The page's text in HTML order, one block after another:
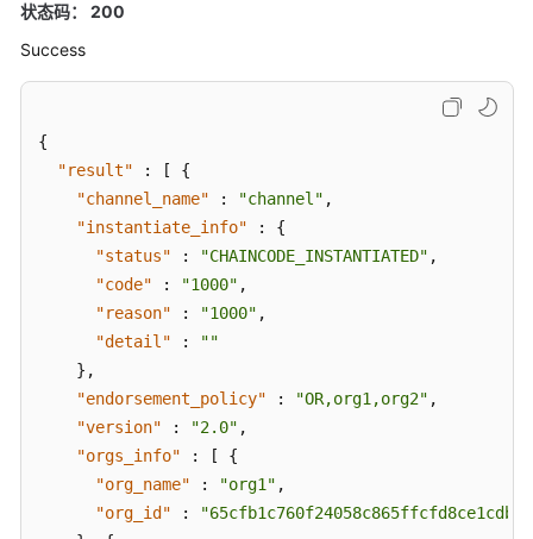
获
取
Token
安
装
码
实
例
化
状态码： 200
Success
{
"result"
: [
{
"channel_name"
: "channel" ,
"instantiate_info"
:
{
"status"
: "CHAINCODE_INSTANTIATED" ,
"code"
: "1000" ,
"reason"
: "1000" ,
"detail"
:
""
} ,
"endorsement_policy"
: "OR,org1,org2" ,
"version"
: "2.0" ,
"orgs_info"
: [
{
"org_name"
: "org1" ,
"org_id"
: